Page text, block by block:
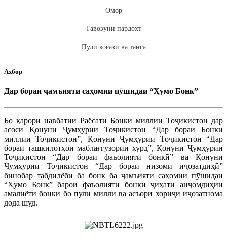
Омор
Тавозуни пардохт
Пули коғазӣ ва танга
Ахбор
Дар бораи ҷамъияти саҳомии пӯшидаи “Ҳумо Бонк”
Бо қарори навбатии Раёсати Бонки миллии Тоҷикистон дар
асоси Қонуни Ҷумҳурии Тоҷикистон “Дар бораи Бонки
миллии Тоҷикистон”, Қонуни Ҷумҳурии Тоҷикистон “Дар
бораи ташкилотҳои маблағгузории хурд”, Қонуни Ҷумҳурии
Тоҷикистон “Дар бораи фаъолияти бонкӣ” ва Қонуни
Ҷумҳурии Тоҷикистон “Дар бораи низоми иҷозатдиҳӣ”
бинобар табдилёбӣ ба бонк ба ҷамъияти саҳомии пӯшидаи
“Ҳумо Бонк” барои фаъолияти бонкӣ ҷиҳати анҷомдиҳии
амалиёти бонкӣ бо пули миллӣ ва асъори хориҷӣ иҷозатнома
дода шуд.